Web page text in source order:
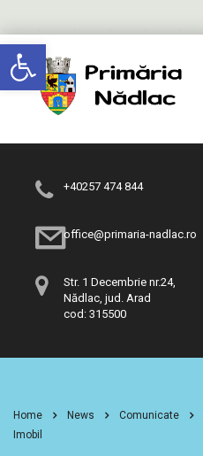
Deschide bara de unelte
+40257 474 844
office@primaria-nadlac.ro
Str. 1 Decembrie nr.24,
Nădlac, jud. Arad
cod: 315500
Home News Comunicate
Imobil